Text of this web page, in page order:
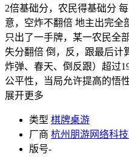
2倍基础分，农民得基础分
意，空炸不翻倍 地主出完全
只出了一手牌，某一农民全
失分翻倍 倒，反，跟最后计
炸弹、春天、倒反跟）超过
公平性，当局允许提高的悟
展开更多
类型 棋牌桌游
厂商 杭州朋游网络科
版号-